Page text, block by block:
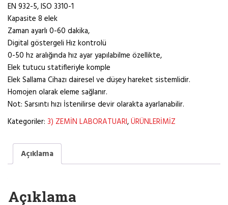
EN 932-5, ISO 3310-1
Kapasite 8 elek
Zaman ayarlı 0-60 dakika,
Digital göstergeli Hız kontrolü
0-50 hz aralığında hız ayar yapılabilme özellikte,
Elek tutucu statifleriyle komple
Elek Sallama Cihazı dairesel ve düşey hareket sistemlidir.
Homojen olarak eleme sağlanır.
Not: Sarsıntı hızı İstenilirse devir olarakta ayarlanabilir.
Kategoriler: 3) ZEMİN LABORATUARI,ÜRÜNLERİMİZ
Açıklama
Açıklama